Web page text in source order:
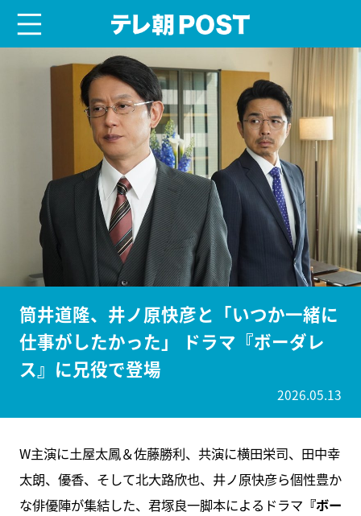
筒井道隆、井ノ原快彦と「いつか一緒に
仕事がしたかった」 ドラマ『ボーダレ
ス』に兄役で登場
2026.05.13
W主演に土屋太鳳＆佐藤勝利、共演に横田栄司、田中幸
太朗、優香、そして北大路欣也、井ノ原快彦ら個性豊か
な俳優陣が集結した、君塚良一脚本によるドラマ 『ボー